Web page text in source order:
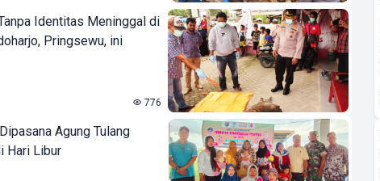
Identitas Meninggal di
Pringsewu, ini
776
Agung Tulang
Hari Libur